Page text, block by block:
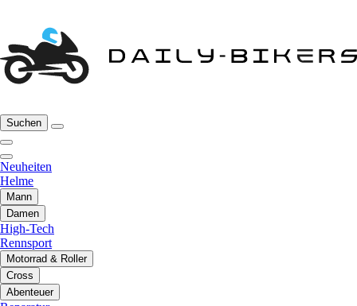
Suchen
Neuheiten
Helme
Mann
Damen
High-Tech
Rennsport
Motorrad & Roller
Cross
Abenteuer